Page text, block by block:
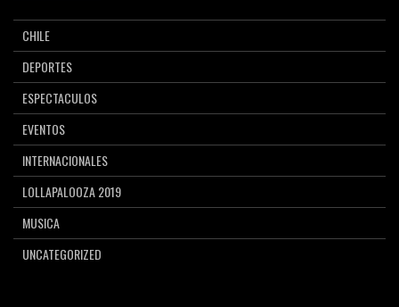
CHILE
DEPORTES
ESPECTACULOS
EVENTOS
INTERNACIONALES
LOLLAPALOOZA 2019
MUSICA
UNCATEGORIZED